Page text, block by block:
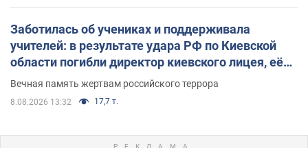
Заботилась об учениках и поддерживала
учителей: в результате удара РФ по Киевской
области погибли директор киевского лицея, её
муж и внук
Вечная память жертвам российского террора
8.08.2026 13:32 17,7 т.